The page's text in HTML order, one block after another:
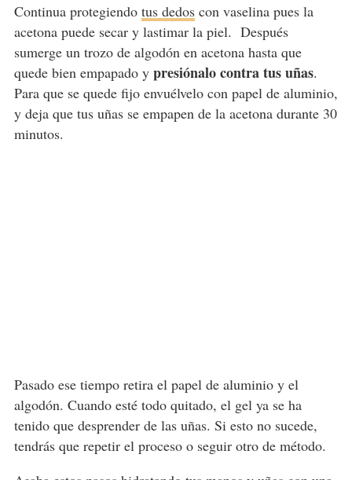
Continua protegiendo tus dedoscon vaselina pues la
acetona puede secar y lastimar la piel. Después
sumerge un trozo de algodón en acetona hasta que
quede bien empapado ypresiónalo contra tus uñas.
Para que se quede fijo envuélvelo con papel de aluminio,
y deja que tus uñas se empapen de la acetona durante 30
minutos.
Pasado ese tiempo retira el papel de aluminio y el
algodón. Cuando esté todo quitado, el gel ya se ha
tenido que desprender de las uñas. Si esto no sucede,
tendrás que repetir el proceso o seguir otro de método.